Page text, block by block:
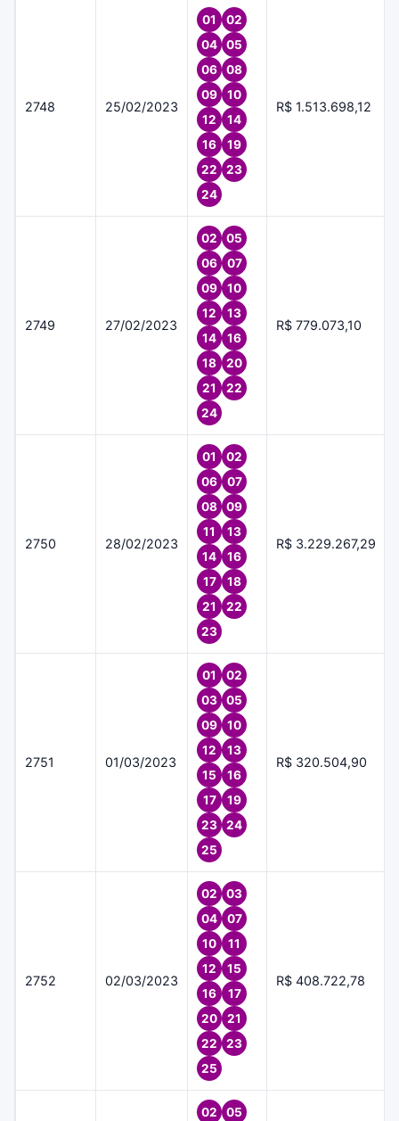
2748 25/02/2023
01
02
04
05
06
08
09
10
12
14
16
19
22
23
24
R$ 1.513.698,12
2749 27/02/2023
02
05
06
07
09
10
12
13
14
16
18
20
21
22
24
R$ 779.073,10
2750 28/02/2023
01
02
06
07
08
09
11
13
14
16
17
18
21
22
23
R$ 3.229.267,29
2751 01/03/2023
01
02
03
05
09
10
12
13
15
16
17
19
23
24
25
R$ 320.504,90
2752 02/03/2023
02
03
04
07
10
11
12
15
16
17
20
21
22
23
25
R$ 408.722,78
02
05